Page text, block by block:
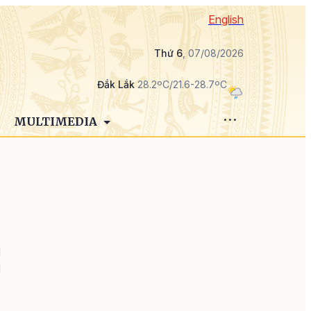
English
Thứ 6, 07/08/2026
Đắk Lắk28.2ºC/21.6-28.7ºC
MULTIMEDIA